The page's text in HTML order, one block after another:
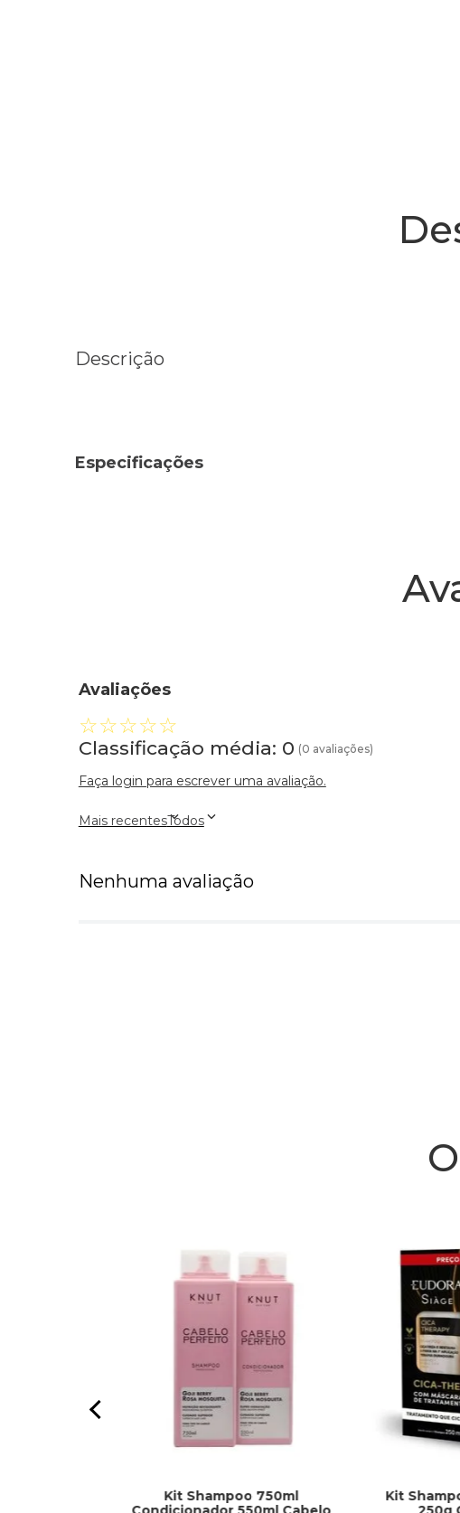
Descrição
Especificações
Avaliações
☆☆☆☆☆
Classificação média: 0 (0 avaliações)
Faça login para escrever uma avaliação.
Mais recentesTodos
Nenhuma avaliação
Kit Shampoo 750ml
Kit